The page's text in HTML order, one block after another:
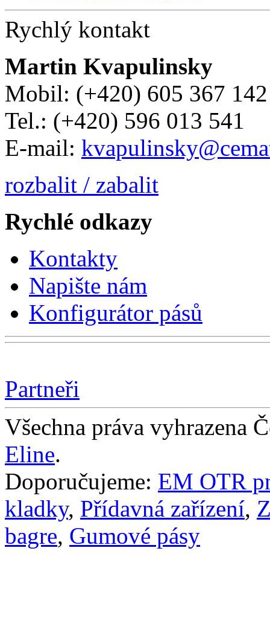
Rychlý kontakt
Martin Kvapulinsky
Mobil: (+420) 605 367 142
Tel.: (+420) 596 013 541
E-mail:
rozbalit / zabalit
Rychlé odkazy
Kontakty
Napište nám
Konfigurátor pásů
Partneři
Všechna práva vyhrazena
Eline.
Doporučujeme: EM OTR
kladky, Přídavná zařízení,
bagre, Gumové pásy